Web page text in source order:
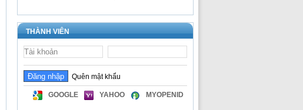
THÀNH VIÊN
Quên mật khẩu
GOOGLE YAHOO MYOPENID